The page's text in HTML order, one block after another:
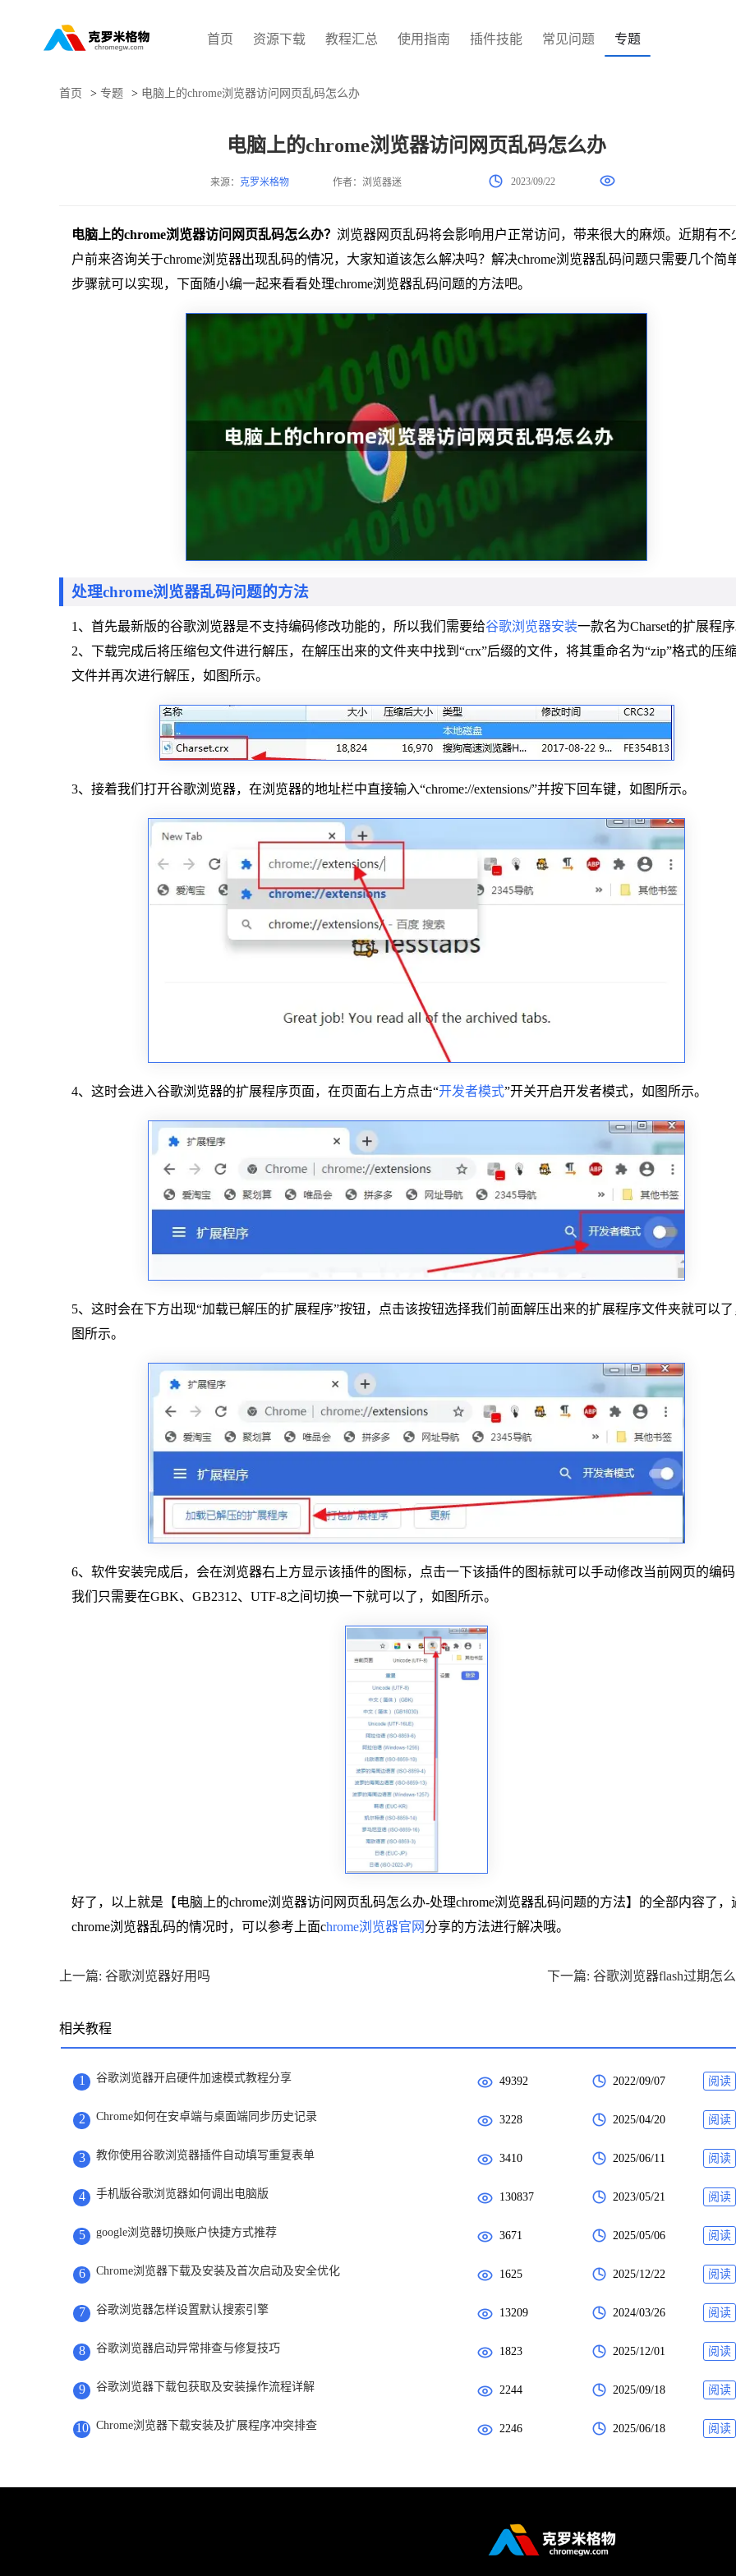
首页 资源下载 教程汇总 使用指南 插件技能 常见问题 专题
首页 > 专题 > 电脑上的chrome浏览器访问网页乱码怎么办
电脑上的chrome浏览器访问网页乱码怎么办
来源： 克罗米格物 作者：浏览器迷 2023/09/22
电脑上的chrome浏览器访问网页乱码怎么办？ 浏览器网页乱码将会影响用户正常访问，带来很大的麻烦。近期有不
户前来咨询关于chrome浏览器出现乱码的情况，大家知道该怎么解决吗？解决chrome浏览器乱码问题只需要几个简
步骤就可以实现，下面随小编一起来看看处理chrome浏览器乱码问题的方法吧。
处理chrome浏览器乱码问题的方法
1、首先最新版的谷歌浏览器是不支持编码修改功能的，所以我们需要给谷歌浏览器安装一款名为Charset的扩展程
2、下载完成后将压缩包文件进行解压，在解压出来的文件夹中找到“crx”后缀的文件，将其重命名为“zip”格式的压
文件并再次进行解压，如图所示。
3、接着我们打开谷歌浏览器，在浏览器的地址栏中直接输入“chrome://extensions/”并按下回车键，如图所示。
4、这时会进入谷歌浏览器的扩展程序页面，在页面右上方点击“开发者模式”开关开启开发者模式，如图所示。
5、这时会在下方出现“加载已解压的扩展程序”按钮，点击该按钮选择我们前面解压出来的扩展程序文件夹就可以
图所示。
6、软件安装完成后，会在浏览器右上方显示该插件的图标，点击一下该插件的图标就可以手动修改当前网页的编
我们只需要在GBK、GB2312、UTF-8之间切换一下就可以了，如图所示。
好了，以上就是【电脑上的chrome浏览器访问网页乱码怎么办-处理chrome浏览器乱码问题的方法】的全部内容了，
chrome浏览器乱码的情况时，可以参考上面chrome浏览器官网 分享的方法进行解决哦。
上一篇: 谷歌浏览器好用吗 下一篇: 谷歌浏览器flash过期怎
相关教程
1 谷歌浏览器开启硬件加速模式教程分享 49392 2022/09/07 阅读
2 Chrome如何在安卓端与桌面端同步历史记录 3228 2025/04/20 阅读
3 教你使用谷歌浏览器插件自动填写重复表单 3410 2025/06/11 阅读
4 手机版谷歌浏览器如何调出电脑版 130837 2023/05/21 阅读
5 google浏览器切换账户快捷方式推荐 3671 2025/05/06 阅读
6 Chrome浏览器下载及安装及首次启动及安全优化 1625 2025/12/22 阅读
7 谷歌浏览器怎样设置默认搜索引擎 13209 2024/03/26 阅读
8 谷歌浏览器启动异常排查与修复技巧 1823 2025/12/01 阅读
9 谷歌浏览器下载包获取及安装操作流程详解 2244 2025/09/18 阅读
10 Chrome浏览器下载安装及扩展程序冲突排查 2246 2025/06/18 阅读